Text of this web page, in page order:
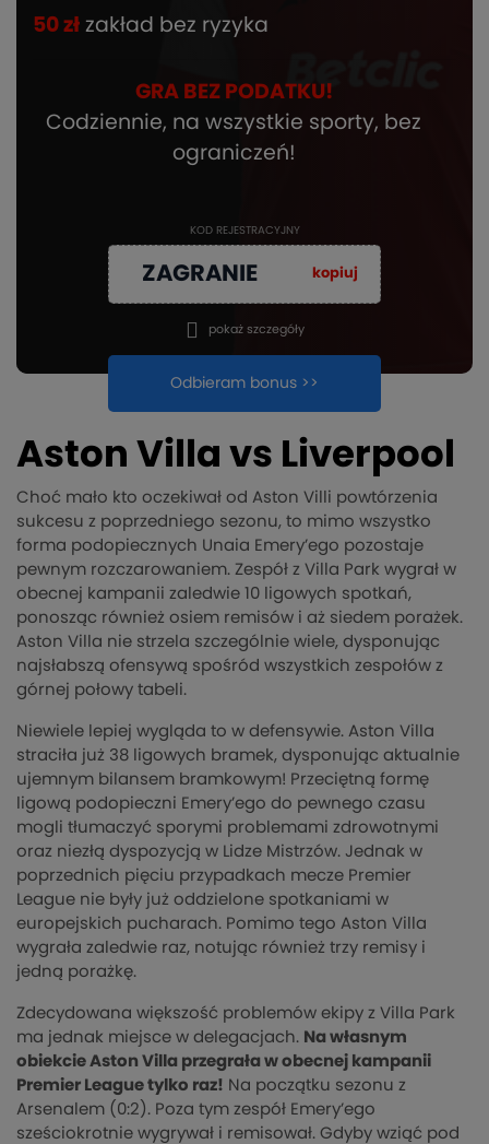
50 zł zakład bez ryzyka
GRA BEZ PODATKU!
Codziennie, na wszystkie sporty, bez
ograniczeń!
KOD REJESTRACYJNY
ZAGRANIE kopiuj
Odbieram bonus >>
pokaż szczegóły
Aston Villa vs Liverpool
Choć mało kto oczekiwał od Aston Villi powtórzenia
sukcesu z poprzedniego sezonu, to mimo wszystko
forma podopiecznych Unaia Emery’ego pozostaje
pewnym rozczarowaniem. Zespół z Villa Park wygrał w
obecnej kampanii zaledwie 10 ligowych spotkań,
ponosząc również osiem remisów i aż siedem porażek.
Aston Villa nie strzela szczególnie wiele, dysponując
najsłabszą ofensywą spośród wszystkich zespołów z
górnej połowy tabeli.
Niewiele lepiej wygląda to w defensywie. Aston Villa
straciła już 38 ligowych bramek, dysponując aktualnie
ujemnym bilansem bramkowym! Przeciętną formę
ligową podopieczni Emery’ego do pewnego czasu
mogli tłumaczyć sporymi problemami zdrowotnymi
oraz niezłą dyspozycją w Lidze Mistrzów. Jednak w
poprzednich pięciu przypadkach mecze Premier
League nie były już oddzielone spotkaniami w
europejskich pucharach. Pomimo tego Aston Villa
wygrała zaledwie raz, notując również trzy remisy i
jedną porażkę.
Zdecydowana większość problemów ekipy z Villa Park
ma jednak miejsce w delegacjach. Na własnym
obiekcie Aston Villa przegrała w obecnej kampanii
Premier League tylko raz! Na początku sezonu z
Arsenalem (0:2). Poza tym zespół Emery’ego
sześciokrotnie wygrywał i remisował. Gdyby wziąć pod